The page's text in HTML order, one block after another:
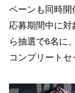
ペーンも同時
応募期間中に
ら抽選で6名に
コンプリートセ